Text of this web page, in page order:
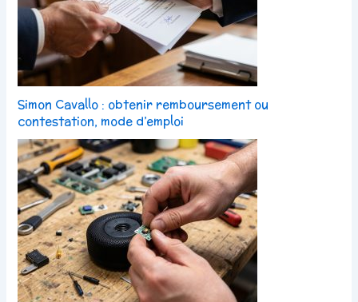
Simon Cavallo : obtenir remboursement ou
contestation, mode d’emploi